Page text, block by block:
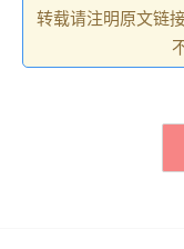
转载请注明原文链